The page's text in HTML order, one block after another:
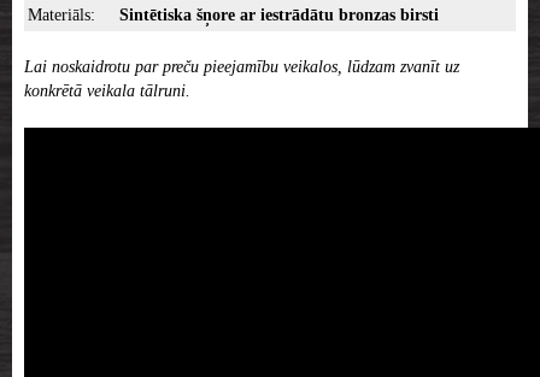
Materiāls:
Sintētiska šņore ar iestrādātu bronzas birsti
Lai noskaidrotu par preču pieejamību veikalos, lūdzam zvanīt uz
konkrētā veikala tālruni.